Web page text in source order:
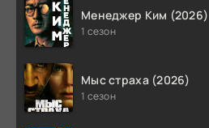
Менеджер Ким (2026)
1 сезон
Мыс страха (2026)
1 сезон